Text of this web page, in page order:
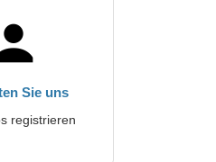
Sie uns
registrieren